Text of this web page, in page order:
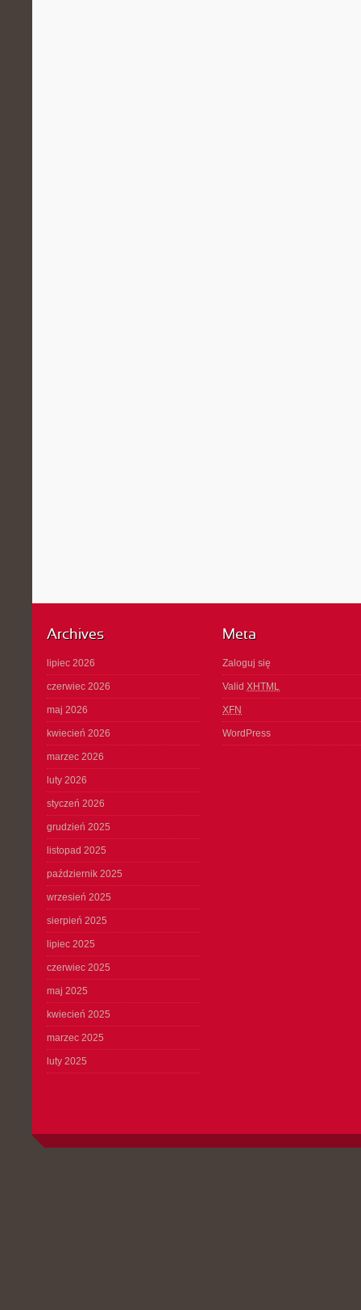
Archives
lipiec 2026
czerwiec 2026
maj 2026
kwiecień 2026
marzec 2026
luty 2026
styczeń 2026
grudzień 2025
listopad 2025
październik 2025
wrzesień 2025
sierpień 2025
lipiec 2025
czerwiec 2025
maj 2025
kwiecień 2025
marzec 2025
luty 2025
Meta
Zaloguj się
Valid XHTML
XFN
WordPress